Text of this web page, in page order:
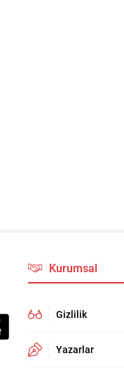
Kurumsal
Gizlilik
Yazarlar